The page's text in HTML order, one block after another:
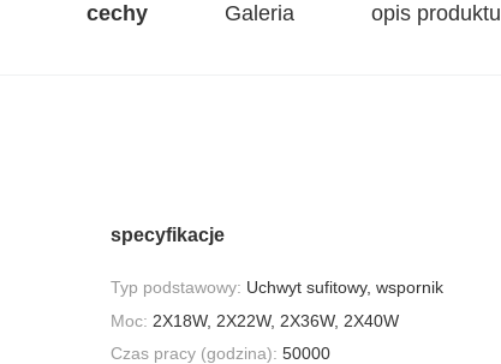
cechy Galeria opis produktu
specyfikacje
Typ podstawowy: Uchwyt sufitowy, wspornik
Moc: 2X18W, 2X22W, 2X36W, 2X40W
Czas pracy (godzina): 50000